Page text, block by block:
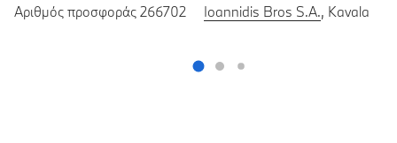
Αριθμός προσφοράς 266702 Ioannidis Bros S.A., Kavala